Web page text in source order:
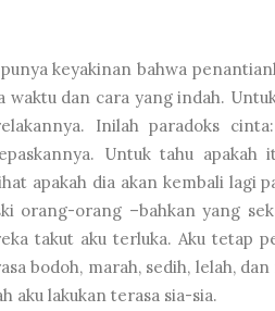
punya keyakinan bahwa
waktu dan cara yang indah.
Inilah paradoks
Untuk tahu
apakah dia akan kembali lagi
orang-orang –bahkan yang
takut aku terluka. Aku tetap
bodoh, marah, sedih, lelah,
aku lakukan terasa sia-sia.